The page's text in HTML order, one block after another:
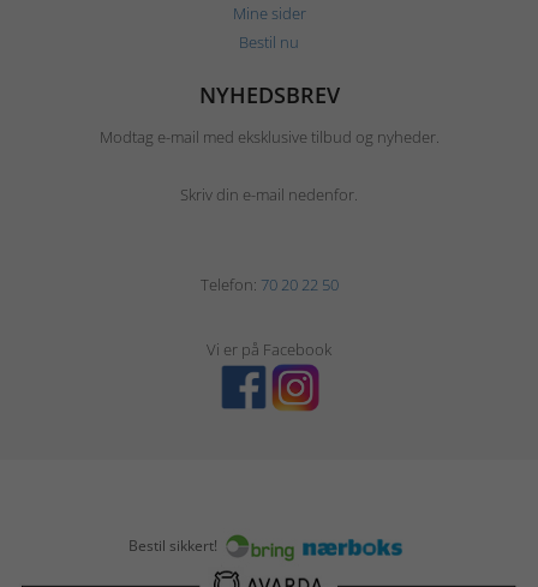
Mine sider
Bestil nu
NYHEDSBREV
Modtag e-mail med eksklusive tilbud og nyheder.
Skriv din e-mail nedenfor.
Telefon: 70 20 22 50
Vi er på Facebook
Bestil sikkert!